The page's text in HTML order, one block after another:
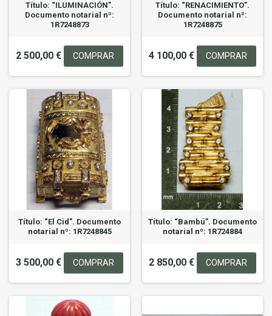
Título: “ILUMINACIÓN”.
Documento notarial nº:
1R7248873
2 500,00 € COMPRAR
Título: “RENACIMIENTO”.
Documento notarial nº:
1R7248875
4 100,00 € COMPRAR
Título: “El Cid”. Documento
notarial nº: 1R7248845
3 500,00 € COMPRAR
Título: “Bambú”. Documento
notarial nº: 1R724884
2 850,00 € COMPRAR